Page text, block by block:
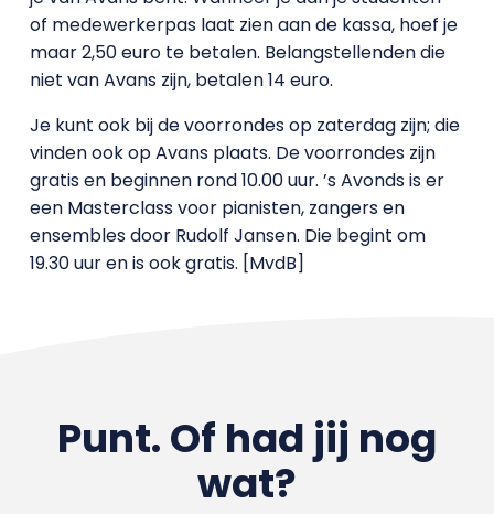
of medewerkerpas laat zien aan de kassa, hoef je
maar 2,50 euro te betalen. Belangstellenden die
niet van Avans zijn, betalen 14 euro.
Je kunt ook bij de voorrondes op zaterdag zijn; die
vinden ook op Avans plaats. De voorrondes zijn
gratis en beginnen rond 10.00 uur. ’s Avonds is er
een Masterclass voor pianisten, zangers en
ensembles door Rudolf Jansen. Die begint om
19.30 uur en is ook gratis. [MvdB]
Punt. Of had jij nog
wat?